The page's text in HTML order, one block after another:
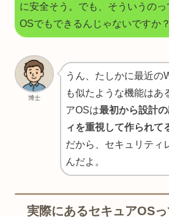
に安全そう。でも、そういうの
OSでもできるんじゃないですか？
博士
うん、たしかに最近の
も似たような機能はあ
アOSは最初から設計
ィを重視して作られて
だから、セキュリティ
んだよ。
実際にあるセキュアOSっ